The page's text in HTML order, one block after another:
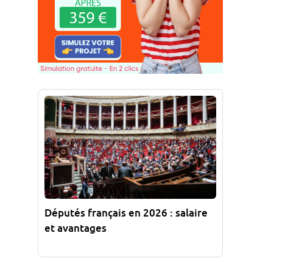
Députés français en 2026 : salaire
et avantages